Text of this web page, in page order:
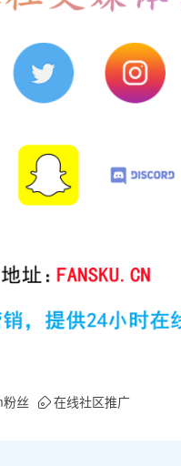
丝 在线社区推广